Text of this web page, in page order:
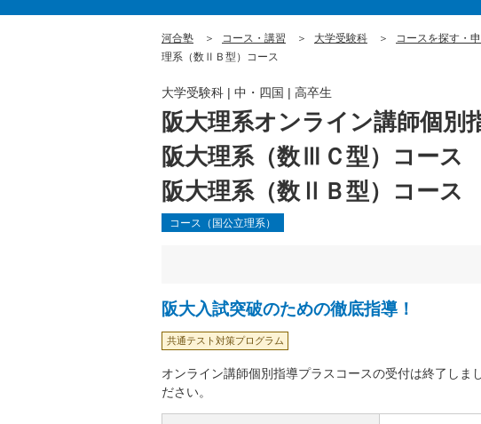
河合塾 コース・講習 大学受験科 コースを探す・
理系（数ⅡＢ型）コース
阪大理系オンライン講師個別
阪大理系（数ⅢＣ型）コース
阪大理系（数ⅡＢ型）コース
大学受験科 | 中・四国 | 高卒生
コース（国公立理系）
阪大入試突破のための徹底指導！
共通テスト対策プログラム
オンライン講師個別指導プラスコースの受付は終了しま
ださい。